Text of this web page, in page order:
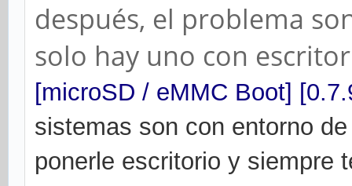
después, el problema
solo hay uno con
[microSD / eMMC Boot]
sistemas son con entorno
ponerle escritorio y siempre